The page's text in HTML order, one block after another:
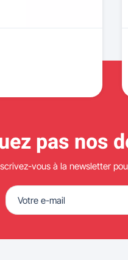
pas nos
vous à la newsletter